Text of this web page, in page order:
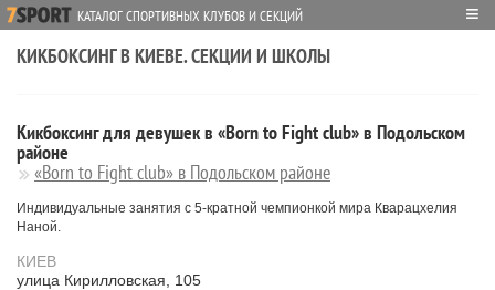
КАТАЛОГ СПОРТИВНЫХ КЛУБОВ И СЕКЦИЙ ≡
КИКБОКСИНГ В КИЕВЕ. СЕКЦИИ И ШКОЛЫ
Кикбоксинг для девушек в «Born to Fight club» в Подольском
районе
«Born to Fight club» в Подольском районе
Индивидуальные занятия с 5-кратной чемпионкой мира Кварацхелия
Наной.
КИЕВ
улица Кирилловская, 105